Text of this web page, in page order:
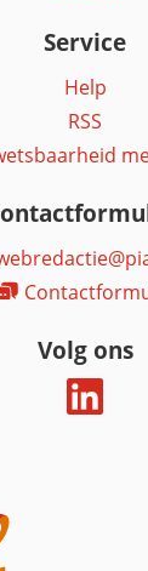
Service
Help
RSS
Volg ons